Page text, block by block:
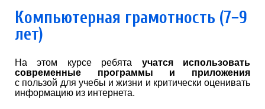
Компьютерная грамотность (7−9
лет)
На этом курсе ребята учатся использовать
современные программы и приложения
с пользой для учебы и жизни и критически оценивать
информацию из интернета.